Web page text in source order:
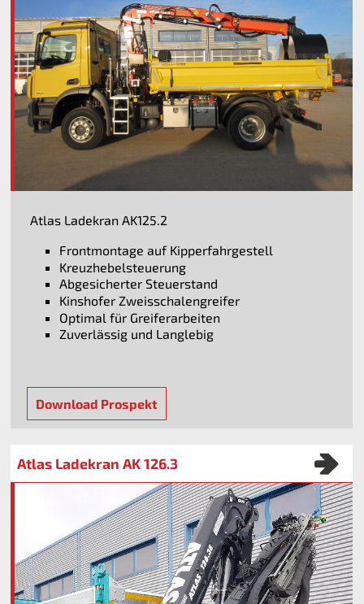
Atlas Ladekran AK125.2
Frontmontage auf Kipperfahrgestell
Kreuzhebelsteuerung
Abgesicherter Steuerstand
Kinshofer Zweisschalengreifer
Optimal für Greiferarbeiten
Zuverlässig und Langlebig
Download Prospekt
Atlas Ladekran AK 126.3